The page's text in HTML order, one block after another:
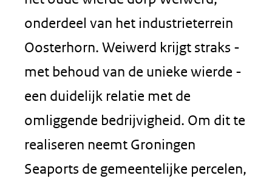
onderdeel van het industrieterrein
Oosterhorn. Weiwerd krijgt straks ­
met behoud van de unieke wierde -
een duidelijk relatie met de
omliggende bedrijvigheid. Om dit te
realiseren neemt Groningen
Seaports de gemeentelijke percelen,